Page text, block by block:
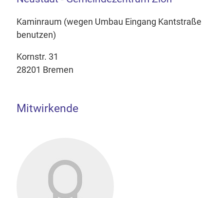
Kaminraum (wegen Umbau Eingang Kantstraße
benutzen)
Kornstr. 31
28201 Bremen
Mitwirkende